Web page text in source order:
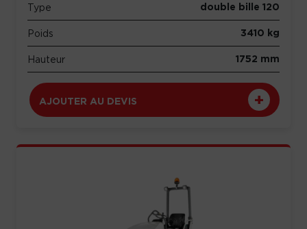
Type double bille 120
Poids 3410 kg
Hauteur 1752 mm
AJOUTER AU DEVIS